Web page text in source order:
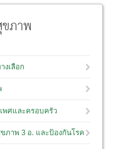
ภาพ
งเลือก
พศและครอบครัว
ขภาพ 3 อ. และป้องกันโรค